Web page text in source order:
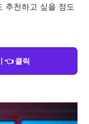
추천하고 싶을 정도
👈 클릭